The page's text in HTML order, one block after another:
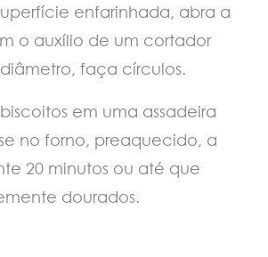
enfarinhada, abra a
o auxílio de um cortador
faça círculos.
em uma assadeira
no forno, preaquecido, a
20 minutos ou até que
dourados.